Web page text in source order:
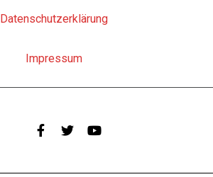
Datenschutzerklärung
Impressum